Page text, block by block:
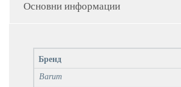
Основни информации
Бренд
Barum